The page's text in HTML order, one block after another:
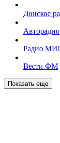
Донское
Авторадио
Радио
Вести ФМ
Показать еще